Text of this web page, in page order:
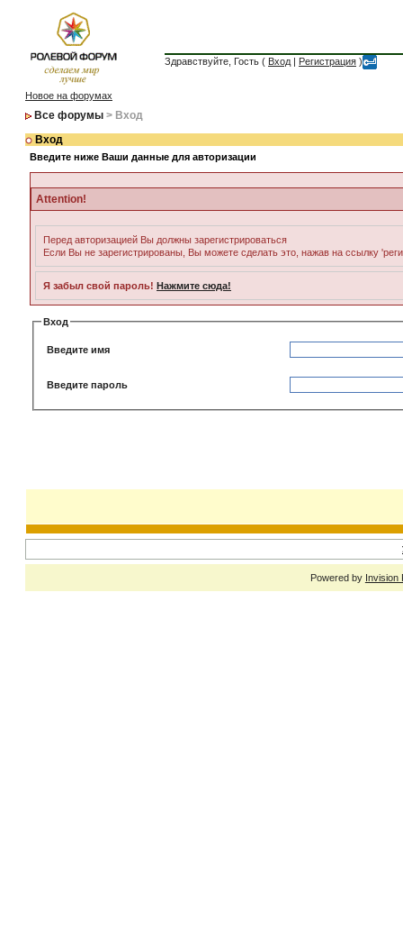
Здравствуйте, Гость ( Вход | Регистрация )
Новое на форумах
Все форумы > Вход
Вход
Введите ниже Ваши данные для авторизации
Attention!
Перед авторизацией Вы должны зарегистрироваться
Если Вы не зарегистрированы, Вы можете сделать это, нажав на ссылку
Я забыл свой пароль! Нажмите сюда!
Вход
Введите имя
Введите пароль
Powered by Invision